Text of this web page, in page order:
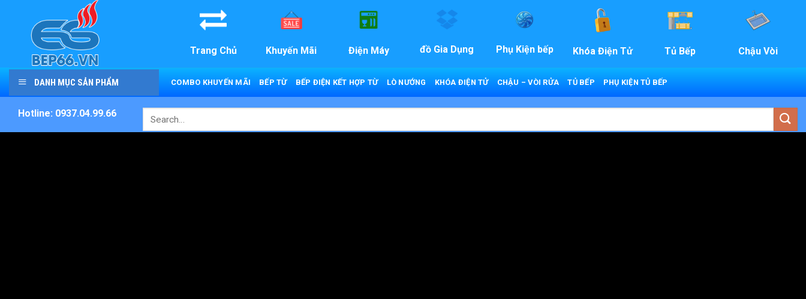
content
Trang Chủ
Khuyến Mãi Điện Máy đồ Gia Dụng Phụ Kiện bếp Khóa Điện Tử Tủ Bếp Chậu Vòi
DANH MỤC SẢN PHẨM COMBO KHUYẾN MÃI BẾP TỪ BẾP ĐIỆN KẾT HỢP TỪ LÒ NƯỚNG KHÓA ĐIỆN TỬ CHẬU – VÒI RỬA TỦ BẾP PHỤ KIỆN TỦ BẾP
Hotline: 0937.04.99.66
Search
for: